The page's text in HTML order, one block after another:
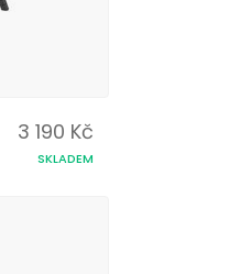
3 190 Kč
SKLADEM